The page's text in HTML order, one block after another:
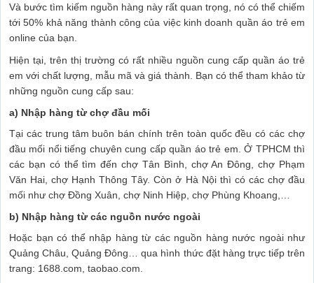
Và bước tìm kiếm nguồn hàng này rất quan trọng, nó có thể chiếm
tới 50% khả năng thành công của việc kinh doanh quần áo trẻ em
online của bạn.
Hiện tại, trên thị trường có rất nhiều nguồn cung cấp quần áo trẻ
em với chất lượng, mẫu mã và giá thành. Bạn có thể tham khảo từ
những nguồn cung cấp sau:
a) Nhập hàng từ chợ đầu mối
Tại các trung tâm buôn bán chính trên toàn quốc đều có các chợ
đầu mối nổi tiếng chuyên cung cấp quần áo trẻ em. Ở TPHCM thì
các bạn có thể tìm đến chợ Tân Bình, chợ An Đông, chợ Phạm
Văn Hai, chợ Hạnh Thông Tây. Còn ở Hà Nội thì có các chợ đầu
mối như chợ Đồng Xuân, chợ Ninh Hiệp, chợ Phùng Khoang,…
b) Nhập hàng từ các nguồn nước ngoài
Hoặc bạn có thể nhập hàng từ các nguồn hàng nước ngoài như
Quảng Châu, Quảng Đông… qua hình thức đặt hàng trực tiếp trên
trang: 1688.com, taobao.com.